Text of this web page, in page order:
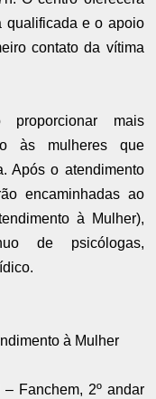
qualificada e o apoio
contato da vítima
mais
às mulheres que
Após o atendimento
encaminhadas ao
à Mulher),
de psicólogas,
à Mulher
Fanchem, 2º andar